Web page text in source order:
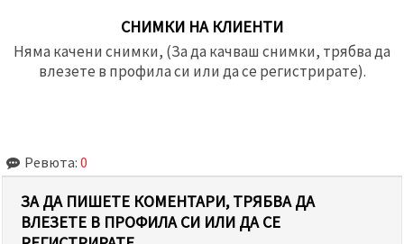
СНИМКИ НА КЛИЕНТИ
Няма качени снимки, (За да качваш снимки, трябва да
влезете в профила си или да се регистрирате).
Ревюта: 0
ЗА ДА ПИШЕТЕ КОМЕНТАРИ, ТРЯБВА ДА
ВЛЕЗЕТЕ В ПРОФИЛА СИ ИЛИ ДА СЕ